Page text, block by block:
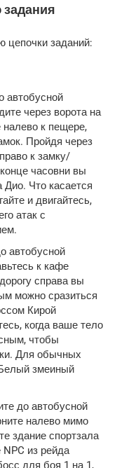
цепочки заданий:
автобусной
через ворота на
к пещере,
Пройдя через
к замку/
часовни вы
Дио. Что касается
и двигайтесь,
атак с
автобусной
к кафе
справа вы
можно сразиться
Кирой
когда ваше тело
чтобы
Для обычных
змеиный
до автобусной
налево мимо
здание спортзала
из рейда
для боя 1 на 1,